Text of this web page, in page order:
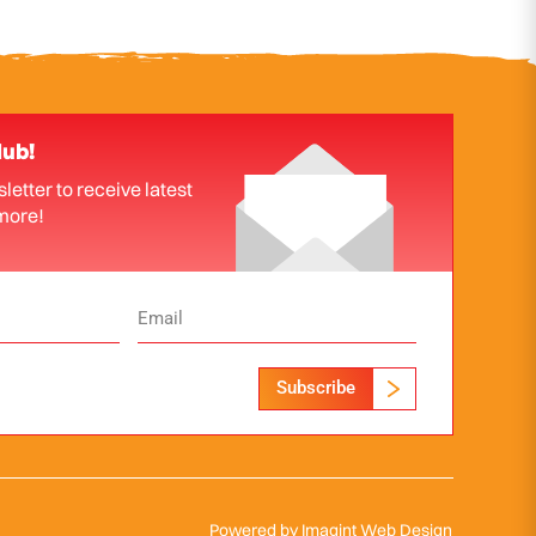
to receive latest
Subscribe
Powered by Imagint Web Design